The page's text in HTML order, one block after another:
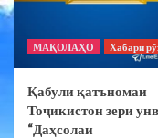
МАҚОЛАҲО Хабари
Қабули қатъномаи
Тоҷикистон зери
“Даҳсолаи